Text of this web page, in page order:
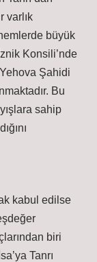
varlık
büyük
Konsili’nde
Şahidi
Bu
sahip
kabul edilse
biri
Tanrı